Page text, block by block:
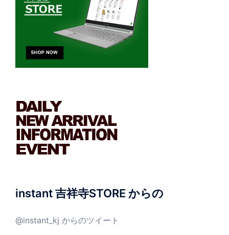
instant 吉祥寺STORE からの
@instant_kj からのツイート